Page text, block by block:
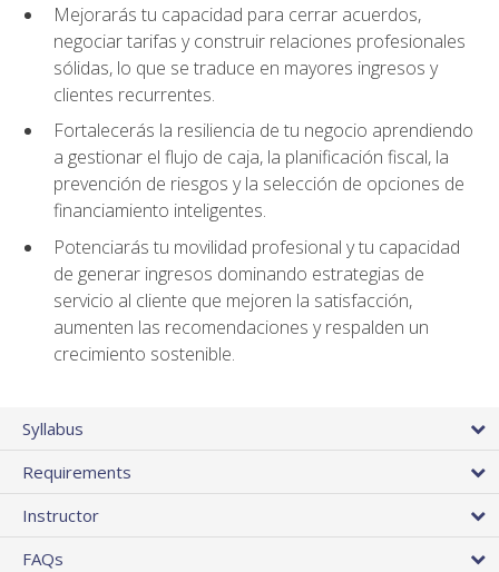
Mejorarás tu capacidad para cerrar acuerdos,
negociar tarifas y construir relaciones profesionales
sólidas, lo que se traduce en mayores ingresos y
clientes recurrentes.
Fortalecerás la resiliencia de tu negocio aprendiendo
a gestionar el flujo de caja, la planificación fiscal, la
prevención de riesgos y la selección de opciones de
financiamiento inteligentes.
Potenciarás tu movilidad profesional y tu capacidad
de generar ingresos dominando estrategias de
servicio al cliente que mejoren la satisfacción,
aumenten las recomendaciones y respalden un
crecimiento sostenible.
Syllabus
Requirements
Instructor
FAQs